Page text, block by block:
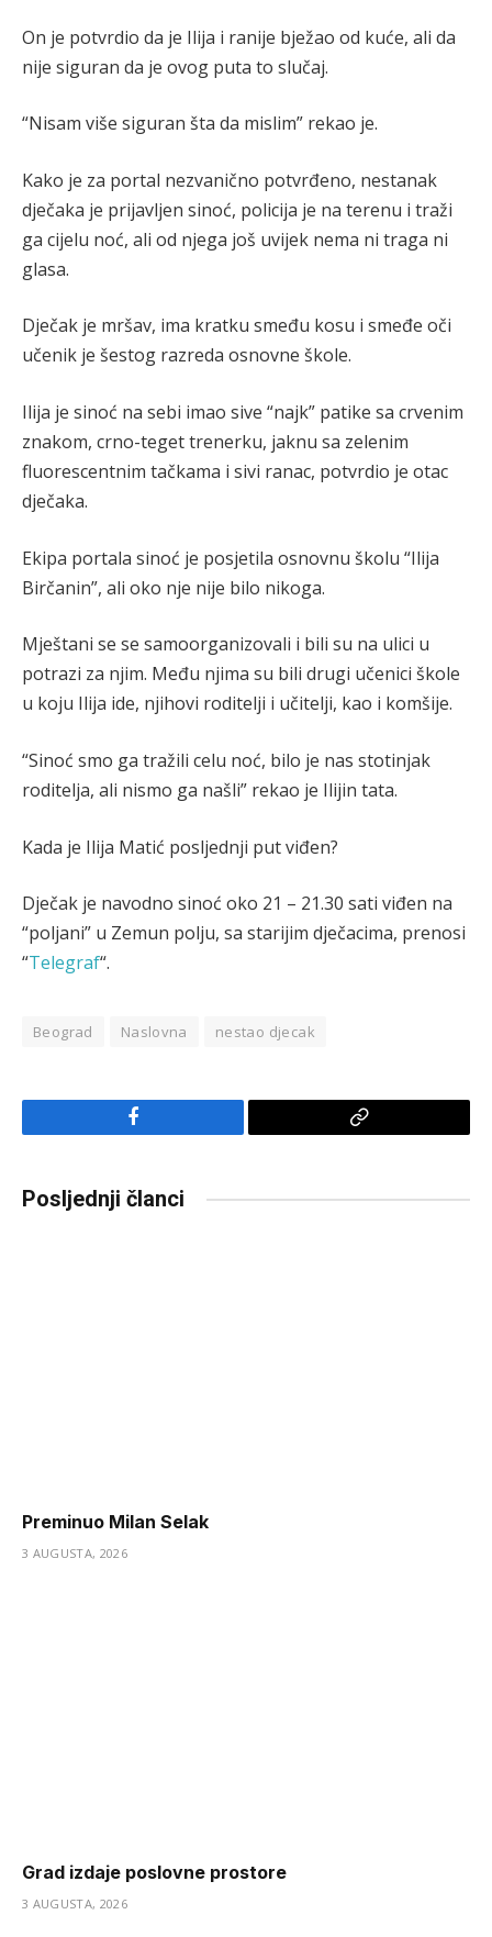
On je potvrdio da je Ilija i ranije bježao od kuće, ali da
nije siguran da je ovog puta to slučaj.
“Nisam više siguran šta da mislim” rekao je.
Kako je za portal nezvanično potvrđeno, nestanak
dječaka je prijavljen sinoć, policija je na terenu i traži
ga cijelu noć, ali od njega još uvijek nema ni traga ni
glasa.
Dječak je mršav, ima kratku smeđu kosu i smeđe oči
učenik je šestog razreda osnovne škole.
Ilija je sinoć na sebi imao sive “najk” patike sa crvenim
znakom, crno-teget trenerku, jaknu sa zelenim
fluorescentnim tačkama i sivi ranac, potvrdio je otac
dječaka.
Ekipa portala sinoć je posjetila osnovnu školu “Ilija
Birčanin”, ali oko nje nije bilo nikoga.
Mještani se se samoorganizovali i bili su na ulici u
potrazi za njim. Među njima su bili drugi učenici škole
u koju Ilija ide, njihovi roditelji i učitelji, kao i komšije.
“Sinoć smo ga tražili celu noć, bilo je nas stotinjak
roditelja, ali nismo ga našli” rekao je Ilijin tata.
Kada je Ilija Matić posljednji put viđen?
Dječak je navodno sinoć oko 21 – 21.30 sati viđen na
“poljani” u Zemun polju, sa starijim dječacima, prenosi
“Telegraf“.
Beograd Naslovna nestao djecak
Facebook
Copy
Posljednji članci
Preminuo Milan Selak
3 AUGUSTA, 2026
Grad izdaje poslovne prostore
3 AUGUSTA, 2026